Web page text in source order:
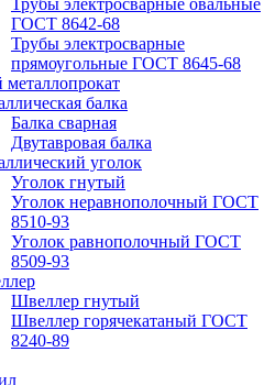
Трубы электросварные овальные
ГОСТ 8642-68
Трубы электросварные
прямоугольные ГОСТ 8645-68
балка
Балка сварная
Двутавровая балка
уголок
Уголок гнутый
Уголок неравнополочный ГОСТ
8510-93
Уголок равнополочный ГОСТ
8509-93
Швеллер гнутый
Швеллер горячекатаный ГОСТ
8240-89